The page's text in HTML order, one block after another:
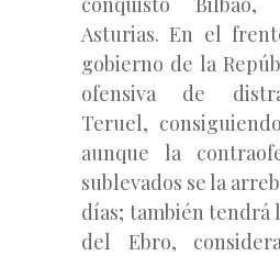
Asturias. En el
gobierno de la
ofensiva de
Teruel,
aunque la
sublevados se la
días; también tendrá
del Ebro,